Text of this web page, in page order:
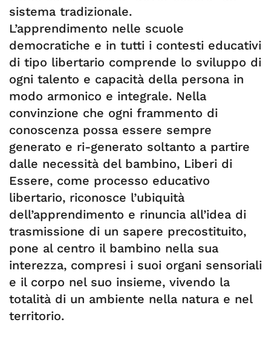
sistema tradizionale.
L’apprendimento nelle scuole
democratiche e in tutti i contesti educativi
di tipo libertario comprende lo sviluppo di
ogni talento e capacità della persona in
modo armonico e integrale. Nella
convinzione che ogni frammento di
conoscenza possa essere sempre
generato e ri-generato soltanto a partire
dalle necessità del bambino, Liberi di
Essere, come processo educativo
libertario, riconosce l’ubiquità
dell’apprendimento e rinuncia all’idea di
trasmissione di un sapere precostituito,
pone al centro il bambino nella sua
interezza, compresi i suoi organi sensoriali
e il corpo nel suo insieme, vivendo la
totalità di un ambiente nella natura e nel
territorio.